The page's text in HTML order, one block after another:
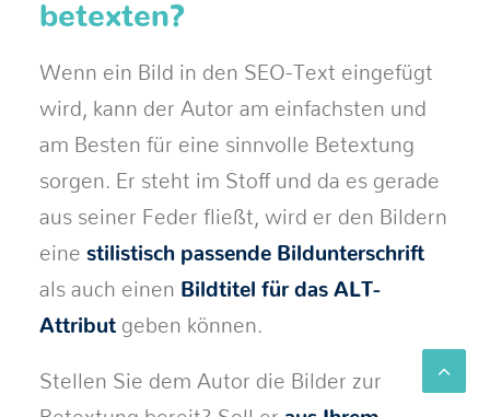
betexten?
Wenn ein Bild in den SEO-Text eingefügt
wird, kann der Autor am einfachsten und
am Besten für eine sinnvolle Betextung
sorgen. Er steht im Stoff und da es gerade
aus seiner Feder fließt, wird er den Bildern
eine stilistisch passende Bildunterschrift
als auch einen Bildtitel für das ALT-
Attribut geben können.
Stellen Sie dem Autor die Bilder zur